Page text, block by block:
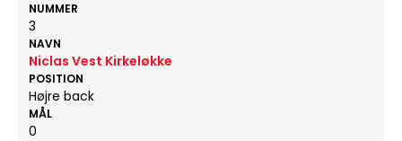
NUMMER
3
NAVN
Niclas Vest Kirkeløkke
POSITION
Højre back
MÅL
0